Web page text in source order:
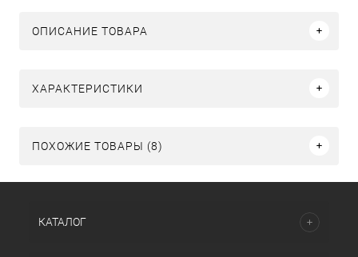
ОПИСАНИЕ ТОВАРА
ХАРАКТЕРИСТИКИ
ПОХОЖИЕ ТОВАРЫ (8)
КАТАЛОГ